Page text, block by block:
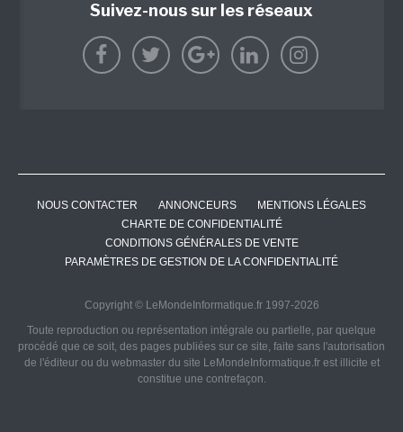
Suivez-nous sur les réseaux
NOUS CONTACTER ANNONCEURS
MENTIONS LÉGALES
CHARTE DE CONFIDENTIALITÉ
CONDITIONS GÉNÉRALES DE VENTE
PARAMÈTRES DE GESTION DE LA CONFIDENTIALITÉ
Copyright © LeMondeInformatique.fr 1997-2026
Toute reproduction ou représentation intégrale ou partielle, par quelque
procédé que ce soit, des pages publiées sur ce site, faite sans l'autorisation
de l'éditeur ou du webmaster du site LeMondeInformatique.fr est illicite et
constitue une contrefaçon.